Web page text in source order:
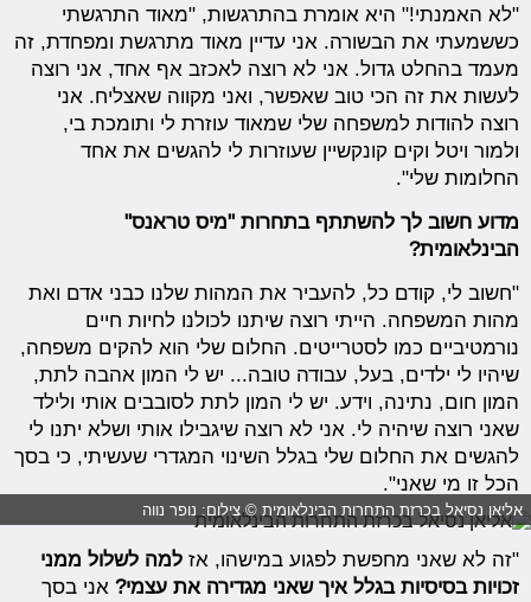
"לא האמנתי!" היא אומרת בהתרגשות, "מאוד התרגשתי
כששמעתי את הבשורה. אני עדיין מאוד מתרגשת ומפחדת, זה
מעמד בהחלט גדול. אני לא רוצה לאכזב אף אחד, אני רוצה
לעשות את זה הכי טוב שאפשר, ואני מקווה שאצליח. אני
רוצה להודות למשפחה שלי שמאוד עוזרת לי ותומכת בי,
ולמור ויטל וקים קונקשיין שעוזרות לי להגשים את אחד
החלומות שלי".
מדוע חשוב לך להשתתף בתחרות "מיס טראנס"
הבינלאומית?
"חשוב לי, קודם כל, להעביר את המהות שלנו כבני אדם ואת
מהות המשפחה. הייתי רוצה שיתנו לכולנו לחיות חיים
נורמטיביים כמו לסטרייטים. החלום שלי הוא להקים משפחה,
שיהיו לי ילדים, בעל, עבודה טובה... יש לי המון אהבה לתת,
המון חום, נתינה, וידע. יש לי המון לתת לסובבים אותי ולילד
שאני רוצה שיהיה לי. אני לא רוצה שיגבילו אותי ושלא יתנו לי
להגשים את החלום שלי בגלל השינוי המגדרי שעשיתי, כי בסך
הכל זו מי שאני".
אליאן נסיאל בכרזת התחרות הבינלאומית © צילום: נופר נווה
"זה לא שאני מחפשת לפגוע במישהו, אזלמה לשלול ממני
זכויות בסיסיות בגלל איך שאני מגדירה את עצמי? אני בסך